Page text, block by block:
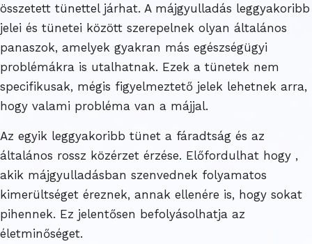
összetett tünettel járhat. A májgyulladás leggyakoribb
jelei és tünetei között szerepelnek olyan általános
panaszok, amelyek gyakran más egészségügyi
problémákra is utalhatnak. Ezek a tünetek nem
specifikusak, mégis figyelmeztető jelek lehetnek arra,
hogy valami probléma van a májjal.
Az egyik leggyakoribb tünet a fáradtság és az
általános rossz közérzet érzése. Előfordulhat hogy ,
akik májgyulladásban szenvednek folyamatos
kimerültséget éreznek, annak ellenére is, hogy sokat
pihennek. Ez jelentősen befolyásolhatja az
életminőséget.